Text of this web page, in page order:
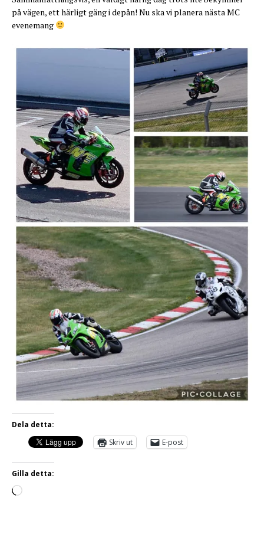
på vägen, ett härligt gäng i depån! Nu ska vi planera nästa MC
evenemang
Dela detta:
Skriv ut
E-post
Gilla detta: